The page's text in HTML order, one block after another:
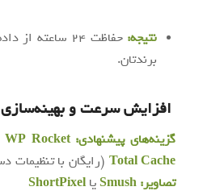
نتیجه:
حفاظت ۲۴ ساعته
برندتان.
افزایش سرعت و
گزینه‌های پیشنهادی: WP Rocket
Total Cache (رایگان با تنظیمات
تصاویر: Smushیا ShortPixel